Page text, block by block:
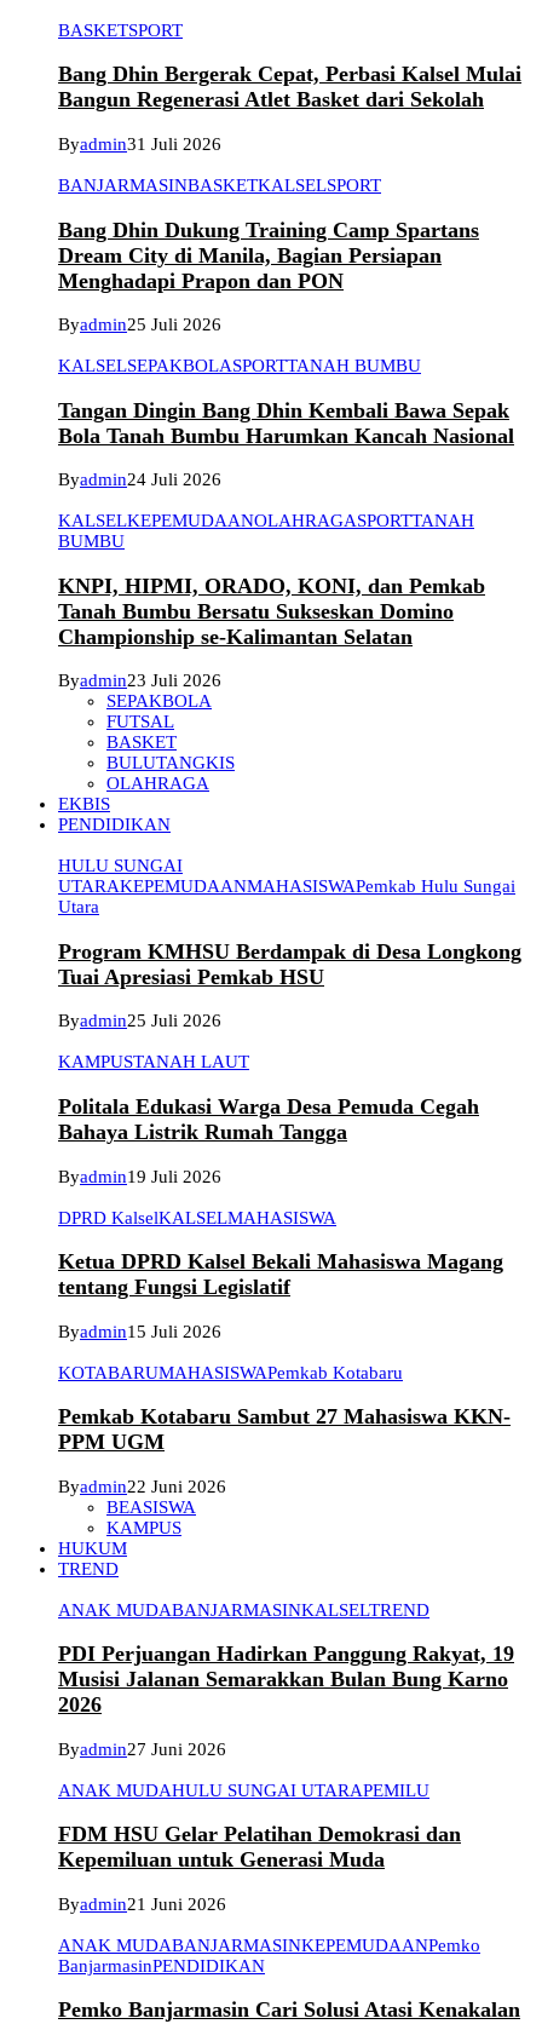
BASKETSPORT
Bang Dhin Bergerak Cepat, Perbasi Kalsel Mulai
Bangun Regenerasi Atlet Basket dari Sekolah
Byadmin31 Juli 2026
BANJARMASINBASKETKALSELSPORT
Bang Dhin Dukung Training Camp Spartans
Dream City di Manila, Bagian Persiapan
Menghadapi Prapon dan PON
Byadmin25 Juli 2026
KALSELSEPAKBOLASPORTTANAH BUMBU
Tangan Dingin Bang Dhin Kembali Bawa Sepak
Bola Tanah Bumbu Harumkan Kancah Nasional
Byadmin24 Juli 2026
KALSELKEPEMUDAANOLAHRAGASPORTTANAH
BUMBU
KNPI, HIPMI, ORADO, KONI, dan Pemkab
Tanah Bumbu Bersatu Sukseskan Domino
Championship se-Kalimantan Selatan
Byadmin23 Juli 2026
SEPAKBOLA
FUTSAL
BASKET
BULUTANGKIS
OLAHRAGA
EKBIS
PENDIDIKAN
HULU SUNGAI
UTARAKEPEMUDAANMAHASISWAPemkab Hulu Sungai
Utara
Program KMHSU Berdampak di Desa Longkong
Tuai Apresiasi Pemkab HSU
Byadmin25 Juli 2026
KAMPUSTANAH LAUT
Politala Edukasi Warga Desa Pemuda Cegah
Bahaya Listrik Rumah Tangga
Byadmin19 Juli 2026
DPRD KalselKALSELMAHASISWA
Ketua DPRD Kalsel Bekali Mahasiswa Magang
tentang Fungsi Legislatif
Byadmin15 Juli 2026
KOTABARUMAHASISWAPemkab Kotabaru
Pemkab Kotabaru Sambut 27 Mahasiswa KKN-
PPM UGM
Byadmin22 Juni 2026
BEASISWA
KAMPUS
HUKUM
TREND
ANAK MUDABANJARMASINKALSELTREND
PDI Perjuangan Hadirkan Panggung Rakyat, 19
Musisi Jalanan Semarakkan Bulan Bung Karno
2026
Byadmin27 Juni 2026
ANAK MUDAHULU SUNGAI UTARAPEMILU
FDM HSU Gelar Pelatihan Demokrasi dan
Kepemiluan untuk Generasi Muda
Byadmin21 Juni 2026
ANAK MUDABANJARMASINKEPEMUDAANPemko
BanjarmasinPENDIDIKAN
Pemko Banjarmasin Cari Solusi Atasi Kenakalan